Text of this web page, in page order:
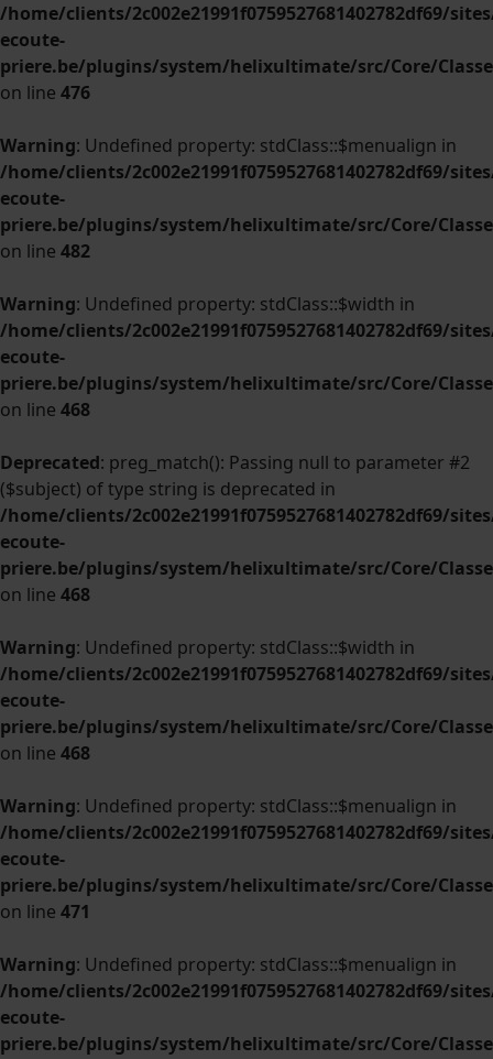
/home/clients/2c002e21991f0759527681402782df69/
ecoute-
priere.be/plugins/system/helixultimate/src/Core/
on line 476
Warning: Undefined property: stdClass::$menualign in
/home/clients/2c002e21991f0759527681402782df69/
ecoute-
priere.be/plugins/system/helixultimate/src/Core/
on line 482
Warning: Undefined property: stdClass::$width in
/home/clients/2c002e21991f0759527681402782df69/
ecoute-
priere.be/plugins/system/helixultimate/src/Core/
on line 468
Deprecated: preg_match(): Passing null to parameter #2
($subject) of type string is deprecated in
/home/clients/2c002e21991f0759527681402782df69/
ecoute-
priere.be/plugins/system/helixultimate/src/Core/
on line 468
Warning: Undefined property: stdClass::$width in
/home/clients/2c002e21991f0759527681402782df69/
ecoute-
priere.be/plugins/system/helixultimate/src/Core/
on line 468
Warning: Undefined property: stdClass::$menualign in
/home/clients/2c002e21991f0759527681402782df69/
ecoute-
priere.be/plugins/system/helixultimate/src/Core/
on line 471
Warning: Undefined property: stdClass::$menualign in
/home/clients/2c002e21991f0759527681402782df69/
ecoute-
priere.be/plugins/system/helixultimate/src/Core/